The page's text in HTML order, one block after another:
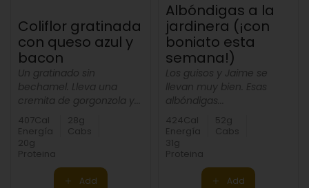
Coliflor gratinada
con queso azul y
bacon
Un gratinado sin
bechamel. Lleva una
cremita de gorgonzola y...
407Cal
Energía
28g
Cabs
20g
Proteina
Add
Albóndigas a la
jardinera (¡con
boniato esta
semana!)
Los guisos y Jaime se
llevan muy bien. Esas
albóndigas...
424Cal
Energía
52g
Cabs
31g
Proteina
Add